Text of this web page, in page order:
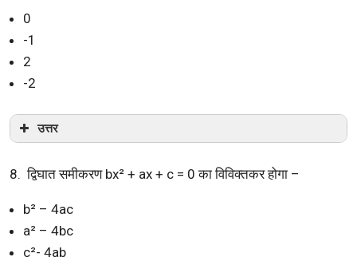
0
-1
2
-2
उत्तर
8. द्विघात समीकरण bx² + ax + c = 0 का विविक्तकर होगा –
b² – 4ac
a² – 4bc
c²- 4ab